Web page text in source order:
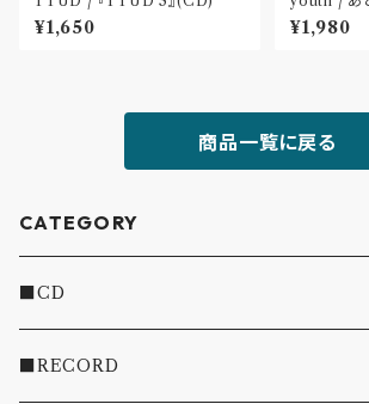
¥1,650
屋〟
¥1,980
商品一覧に戻る
CATEGORY
■CD
・INDIE
■RECORD